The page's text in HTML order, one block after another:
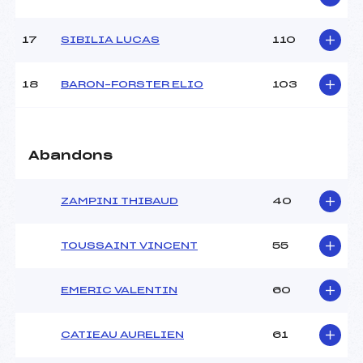
U16
17 SIBILIA LUCAS 110
18 BARON–FORSTER ELIO 103
Abandons
ZAMPINI THIBAUD 40
TOUSSAINT VINCENT 55
EMERIC VALENTIN 60
CATIEAU AURELIEN 61